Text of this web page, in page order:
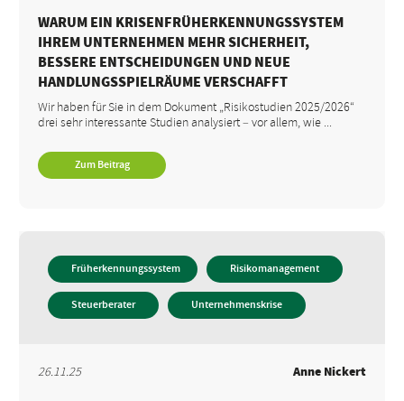
WARUM EIN KRISENFRÜHERKENNUNGSSYSTEM
IHREM UNTERNEHMEN MEHR SICHERHEIT,
BESSERE ENTSCHEIDUNGEN UND NEUE
HANDLUNGSSPIELRÄUME VERSCHAFFT
Wir haben für Sie in dem Dokument „Risikostudien 2025/2026“
drei sehr interessante Studien analysiert – vor allem, wie ...
Zum Beitrag
Früherkennungssystem Risikomanagement
Steuerberater Unternehmenskrise
26.11.25 Anne Nickert